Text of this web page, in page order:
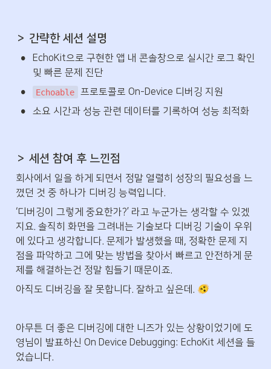
＞ 간략한 세션 설명
•
EchoKit으로 구현한 앱 내 콘솔창으로 실시간 로그 확인
및 빠른 문제 진단
• Echoable 프로토콜로 On-Device 디버깅 지원
• 소요 시간과 성능 관련 데이터를 기록하여 성능 최적화
＞ 세션 참여 후 느낀점
회사에서 일을 하게 되면서 정말 열렬히 성장의 필요성을 느
꼈던 것 중 하나가 디버깅 능력입니다.
‘디버깅이 그렇게 중요한가?’ 라고 누군가는 생각할 수 있겠
지요. 솔직히 화면을 그려내는 기술보다 디버깅 기술이 우위
에 있다고 생각합니다. 문제가 발생했을 때, 정확한 문제 지
점을 파악하고 그에 맞는 방법을 찾아서 빠르고 안전하게 문
제를 해결하는건 정말 힘들기 때문이죠.
아직도 디버깅을 잘 못합니다. 잘하고 싶은데. 🫨
아무튼 더 좋은 디버깅에 대한 니즈가 있는 상황이었기에 도
영님이 발표하신 On Device Debugging: EchoKit 세션을 들
었습니다.